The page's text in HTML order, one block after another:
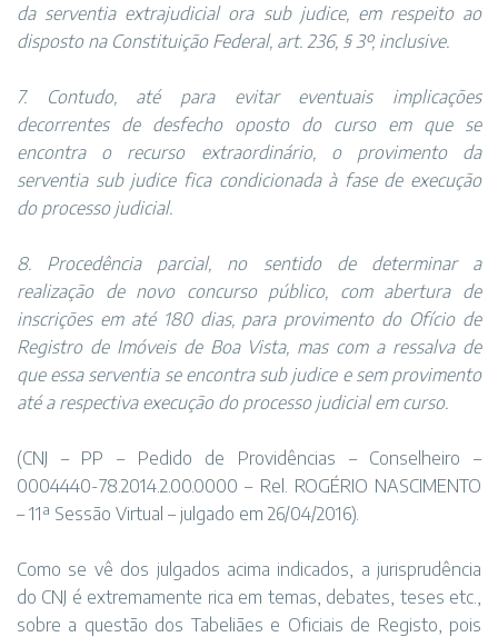
da serventia extrajudicial ora sub judice, em respeito ao
disposto na Constituição Federal, art. 236, § 3º, inclusive.
7. Contudo, até para evitar eventuais implicações
decorrentes de desfecho oposto do curso em que se
encontra o recurso extraordinário, o provimento da
serventia sub judice fica condicionada à fase de execução
do processo judicial.
8. Procedência parcial, no sentido de determinar a
realização de novo concurso público, com abertura de
inscrições em até 180 dias, para provimento do Ofício de
Registro de Imóveis de Boa Vista, mas com a ressalva de
que essa serventia se encontra sub judice e sem provimento
até a respectiva execução do processo judicial em curso.
(CNJ – PP – Pedido de Providências – Conselheiro –
0004440-78.2014.2.00.0000 – Rel. ROGÉRIO NASCIMENTO
– 11ª Sessão Virtual – julgado em 26/04/2016).
Como se vê dos julgados acima indicados, a jurisprudência
do CNJ é extremamente rica em temas, debates, teses etc.,
sobre a questão dos Tabeliães e Oficiais de Registo, pois